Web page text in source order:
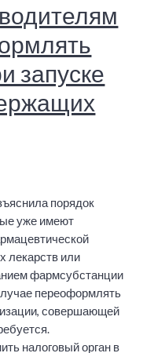
запуске
порядок
уже имеют
лекарств или
фармсубстанции
переоформлять
совершающей
налоговый орган в